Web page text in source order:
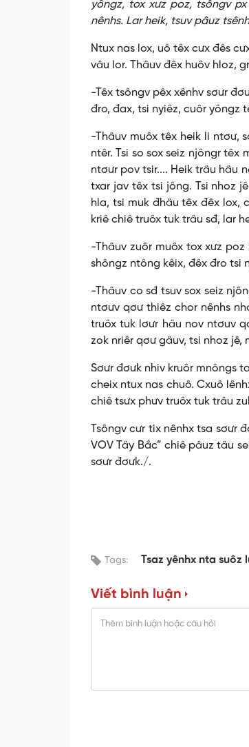
yôngz, tox xưz poz, tsôngv
nênhs. Lar heik, tsuv pâuz
Ntux nas lox, uô têx cưx đês
vâu lor. Thâuv đêx huôv hloz,
-Têx tsôngv pêx xênhv sơưr
đro, đax, tsi nyiêz, cuôr yôngz
-Thâuv muôx têx heik li ntơư,
ntêr. Tsi so sox seiz njôngr
ntơưr pov tsir.... Heik trâu hâu
txar jav têx tsi jông. Tsi nhoz
hla, tsi muk đhâu têx đêx lox,
kriê chiê truôx tuk trâu sđ, lar
-Thâuv zuôr muôx tox xưz
shôngz ntông kêix, đêx đro tsi
-Thâuv co sđ tsuv sox seiz
ntơưv qơư thiêz chor nênhs
truôx tuk lơưr hâu nov ntơuv
zok nriêr qơư gâuv, tsi nhoz jê,
Sơưr đơưk nhiv kruôr mnôngs
cheix ntux nas chuô. Cxuô
chiê tsưx phưv truôx tuk trâu
Tsôngv cưr tix nênhx tsa sơưr
VOV Tây Bắc” chiê pâuz tâu
sơưr đơưk./.
Tags: Tsaz yênhx nta suôz
Viết bình luận